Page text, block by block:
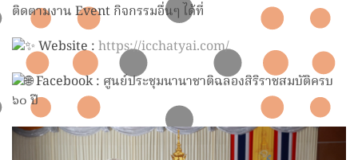
ติดตามงาน Event กิจกรรมอื่นๆ ได้ที่
Website :https://icchatyai.com/
Facebook : ศูนย์ประชุมนานาชาติฉลองสิริราชสมบัติครบ
๖๐ ปี